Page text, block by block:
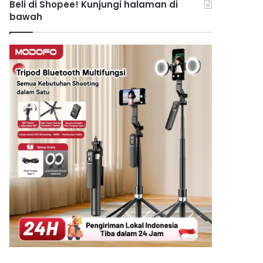
Beli di Shopee! Kunjungi halaman di
bawah